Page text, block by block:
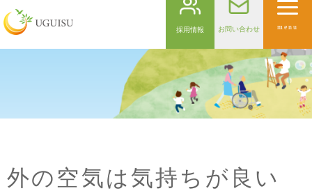
採用情報 お問い合わせ menu
外の空気は気持ちが良い